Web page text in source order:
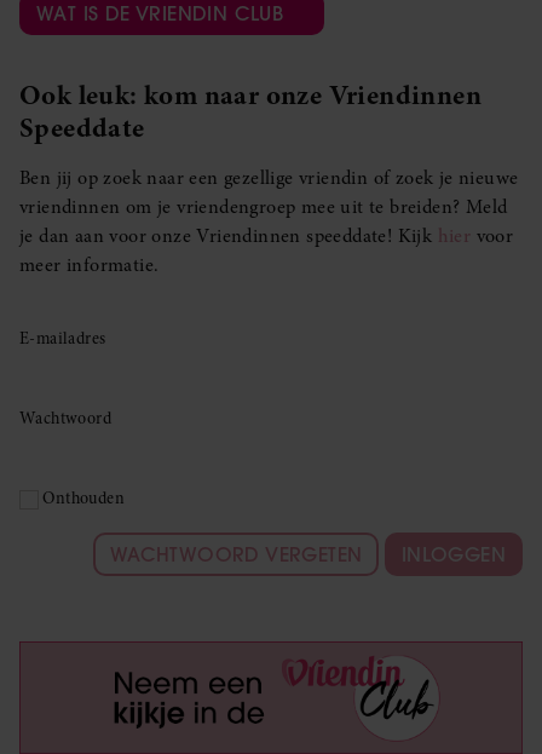
WAT IS DE VRIENDIN CLUB
Ook leuk: kom naar onze Vriendinnen
Speeddate
Ben jij op zoek naar een gezellige vriendin of zoek je nieuwe
vriendinnen om je vriendengroep mee uit te breiden? Meld
je dan aan voor onze Vriendinnen speeddate! Kijk hier voor
meer informatie.
E-mailadres
Wachtwoord
Onthouden
WACHTWOORD VERGETEN INLOGGEN